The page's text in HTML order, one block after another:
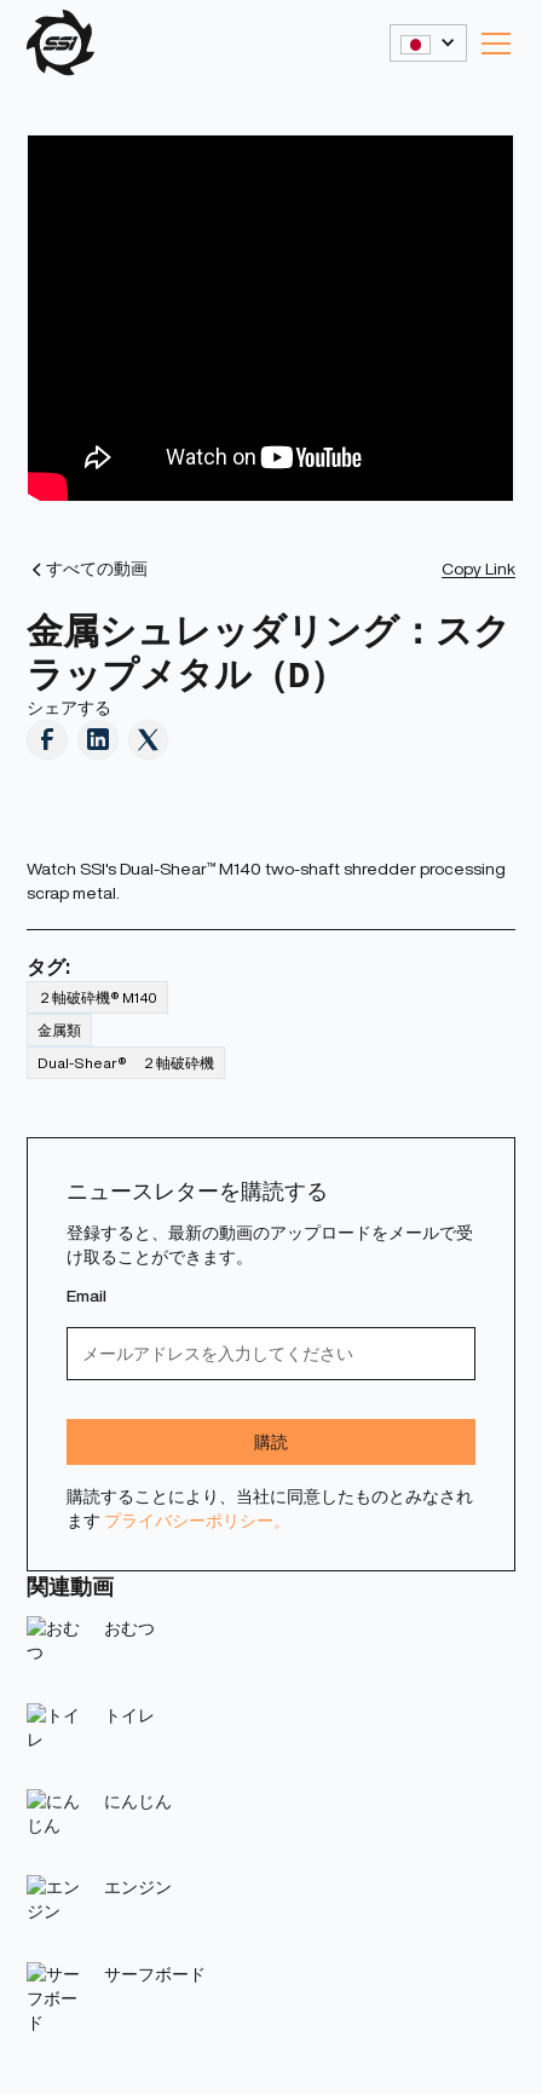
すべての動画 Copy Link
金属シュレッダリング：スク
ラップメタル（D）
シェアする
Watch SSI's Dual-Shear™ M140 two-shaft shredder processing
scrap metal.
タグ:
２軸破砕機® M140
金属類
Dual-Shear® ２軸破砕機
ニュースレターを購読する
登録すると、最新の動画のアップロードをメールで受
け取ることができます。
Email
購読することにより、当社に同意したものとみなされ
ます プライバシーポリシー。
関連動画
おむつ
トイレ
にんじん
エンジン
サーフボード